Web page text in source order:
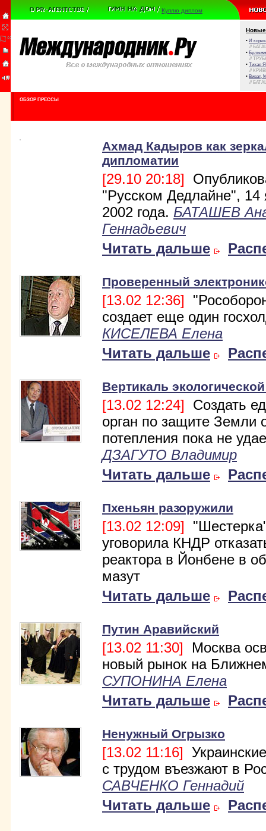
Куплю диплом
Новые
• И
//
•
//
• Тихая
//
• Виват,
//
ОБЗОР ПРЕССЫ
Ахмад Кадыров как
дипломатии
[29.10 20:18]
"Русском Дедлайне", 14
2002 года. БАТАШЕВ
Геннадьевич
Читать дальше
Проверенный
[13.02 12:36]
создает еще один
КИСЕЛЕВА Елена
Читать дальше
Вертикаль
[13.02 12:24] Создать
орган по защите Земли
потепления пока не
ДЗАГУТО Владимир
Читать дальше
Пхеньян разоружили
[13.02 12:09]
уговорила КНДР
реактора в Йонбене в
мазут
Читать дальше
Путин Аравийский
[13.02 11:30] Москва
новый рынок на
СУПОНИНА Елена
Читать дальше
Ненужный Огрызко
[13.02 11:16]
с трудом въезжают в
САВЧЕНКО Геннадий
Читать дальше